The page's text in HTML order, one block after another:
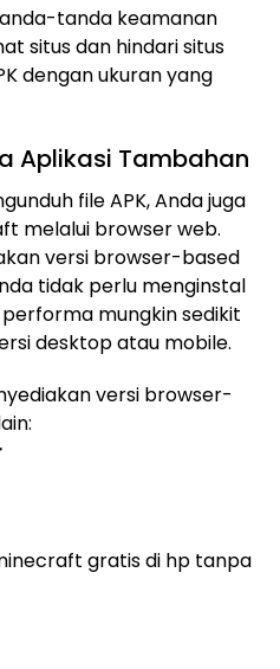
tanda keamanan
situs dan hindari situs
dengan ukuran yang
Aplikasi Tambahan
file APK, Anda juga
melalui browser web.
versi browser-based
tidak perlu menginstal
mungkin sedikit
desktop atau mobile.
versi browser-
gratis di hp tanpa